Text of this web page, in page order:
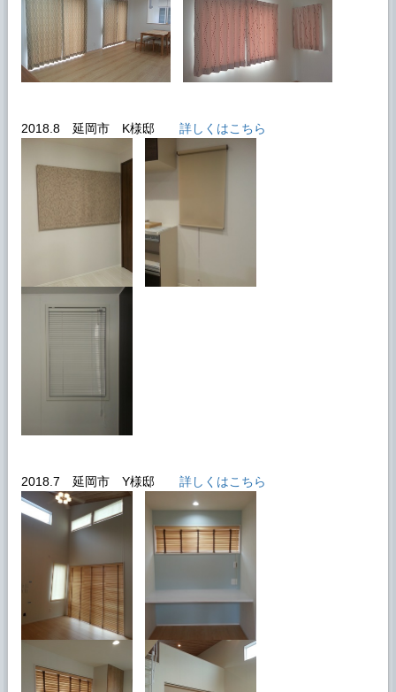
2018.8 延岡市 K様邸 詳しくはこちら
2018.7 延岡市 Y様邸 詳しくはこちら